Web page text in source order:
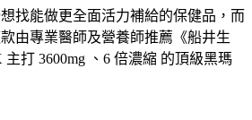
找能做更全面活力補給的保健品，而
由專業醫師及營養師推薦《船井生
打 3600mg 、6 倍濃縮 的頂級黑瑪